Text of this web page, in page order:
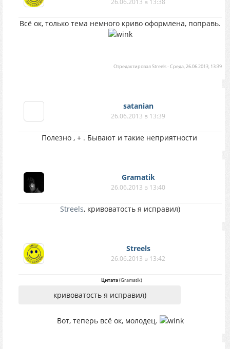
26.06.2013 в 13:38
Всё ок, только тема немного криво оформлена, поправь.
ОтредактировалStreels-Среда, 26.06.2013, 13:39
satanian
26.06.2013 в 13:39
Полезно , + . Бывают и такие неприятности
Gramatik
26.06.2013 в 13:40
Streels, кривоватость я исправил)
Streels
26.06.2013 в 13:42
Цитата(Gramatik)
кривоватость я исправил)
Вот, теперь всё ок, молодец.